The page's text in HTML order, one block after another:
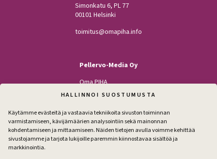
HALLINNOI SUOSTUMUSTA
Käytämme evästeitä ja vastaavia tekniikoita sivuston toiminnan
varmistamiseen, kävijämäärien analysointiin sekä mainonnan
kohdentamiseen ja mittaamiseen. Näiden tietojen avulla voimme kehittää
sivustojamme ja tarjota lukijoille paremmin kiinnostavaa sisältöä ja
markkinointia.
Simonkatu 6, PL 77
00101 Helsinki
toimitus@omapiha.info
Pellervo-Media Oy
Oma PIHA
Kodin Pellervo
Maatilan Pellervo